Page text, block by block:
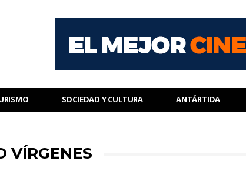
SOCIEDAD Y CULTURA ANTÁRTIDA
VÍRGENES